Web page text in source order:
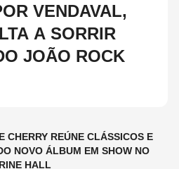
VENDAVAL,
A SORRIR
JOÃO ROCK
CHERRY REÚNE CLÁSSICOS E
NOVO ÁLBUM EM SHOW NO
HALL